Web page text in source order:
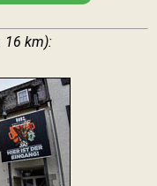
16 km):